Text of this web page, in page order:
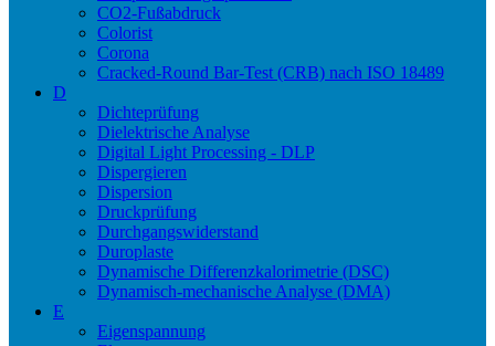
CO2-Fußabdruck
Colorist
Corona
Cracked-Round Bar-Test (CRB) nach ISO 18489
D
Dichteprüfung
Dielektrische Analyse
Digital Light Processing - DLP
Dispergieren
Dispersion
Druckprüfung
Durchgangswiderstand
Duroplaste
Dynamische Differenzkalorimetrie (DSC)
Dynamisch-mechanische Analyse (DMA)
E
Eigenspannung